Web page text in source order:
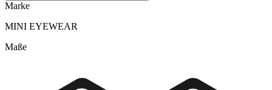
Marke
MINI EYEWEAR
Maße